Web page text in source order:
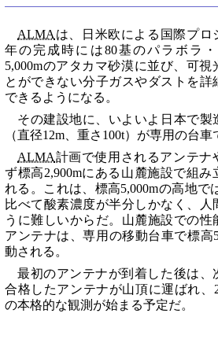
ALMA は、日米欧による国際プロ
年の完成時には80基のパラボラ
5,000mのアタカマ砂漠に並び、可視
とができない分子ガスやダストを詳
できるようになる。
その建設地に、いよいよ日本で製
（直径12m、重さ100t）が専用の台車
ALMA計画で使用されるアンテナ
ず標高2,900mにある山麓施設で組み
れる。これは、標高5,000mの高地で
比べて酸素濃度が半分しかなく、人
うに難しいからだ。山麓施設での性
アンテナは、専用の移動台車で標高
動される。
最初のアンテナが到着した後は、
合格したアンテナが山頂に運ばれ、
の本格的な観測が始まる予定だ。